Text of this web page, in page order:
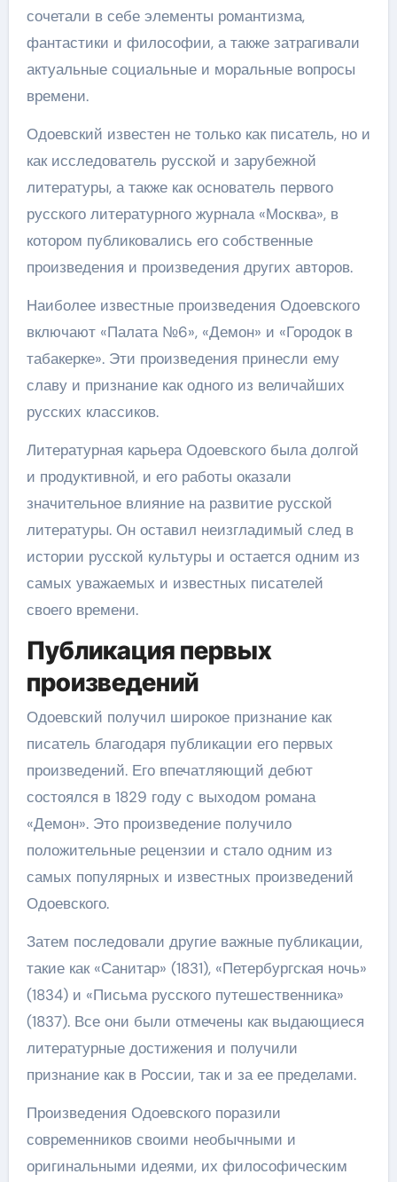
сочетали в себе элементы романтизма,
фантастики и философии, а также затрагивали
актуальные социальные и моральные вопросы
времени.
Одоевский известен не только как писатель, но и
как исследователь русской и зарубежной
литературы, а также как основатель первого
русского литературного журнала «Москва», в
котором публиковались его собственные
произведения и произведения других авторов.
Наиболее известные произведения Одоевского
включают «Палата №6», «Демон» и «Городок в
табакерке». Эти произведения принесли ему
славу и признание как одного из величайших
русских классиков.
Литературная карьера Одоевского была долгой
и продуктивной, и его работы оказали
значительное влияние на развитие русской
литературы. Он оставил неизгладимый след в
истории русской культуры и остается одним из
самых уважаемых и известных писателей
своего времени.
Публикация первых
произведений
Одоевский получил широкое признание как
писатель благодаря публикации его первых
произведений. Его впечатляющий дебют
состоялся в 1829 году с выходом романа
«Демон». Это произведение получило
положительные рецензии и стало одним из
самых популярных и известных произведений
Одоевского.
Затем последовали другие важные публикации,
такие как «Санитар» (1831), «Петербургская ночь»
(1834) и «Письма русского путешественника»
(1837). Все они были отмечены как выдающиеся
литературные достижения и получили
признание как в России, так и за ее пределами.
Произведения Одоевского поразили
современников своими необычными и
оригинальными идеями, их философическим